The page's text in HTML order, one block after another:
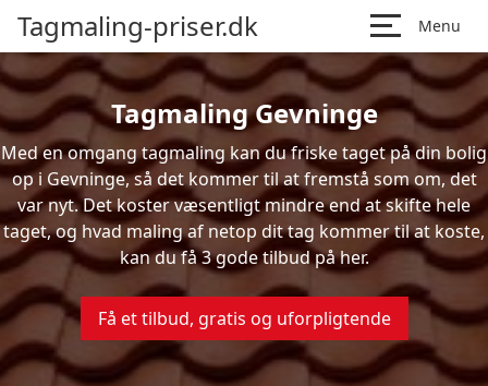
Tagmaling-priser.dk Menu
Tagmaling Gevninge
Med en omgang tagmaling kan du friske taget på din bolig
op i Gevninge, så det kommer til at fremstå som om, det
var nyt. Det koster væsentligt mindre end at skifte hele
taget, og hvad maling af netop dit tag kommer til at koste,
kan du få 3 gode tilbud på her.
Få et tilbud, gratis og uforpligtende